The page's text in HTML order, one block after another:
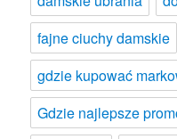
fajne ciuchy damskie
gdzie kupować
Gdzie najlepsze